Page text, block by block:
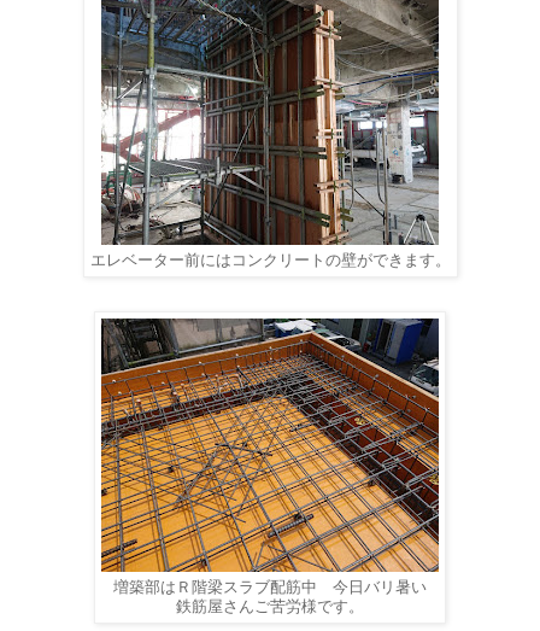
エレベーター前にはコンクリートの壁ができます。
増築部はＲ階梁スラブ配筋中 今日バリ暑い
鉄筋屋さんご苦労様です。